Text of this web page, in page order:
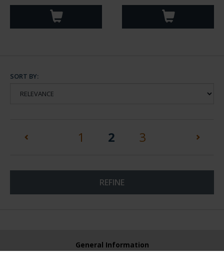
SORT BY:
1 2 (current)
3
REFINE
General Information